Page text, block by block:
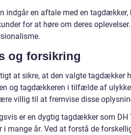
indgår en aftale med en
for at høre om deres
og forsikring
at sikre, at den valgte tagdækker
og tagdækkeren i tilfælde af
villig til at fremvise disse
er en dygtig tagdækker som
i mange år. Ved at forstå de